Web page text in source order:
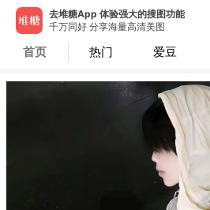
去堆糖App 体验强大的搜图功能
千万同好 分享海量高清美图
首页 热门 爱豆